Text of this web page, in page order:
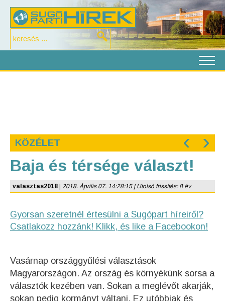
KÖZÉLET ‹ ›
Baja és térsége választ!
valasztas2018 2018. Április 07. 14:28:15 | Utolsó frissítés: 8 év
Gyorsan szeretnél értesülni a Sugópart híreiről?
Csatlakozz hozzánk! Klikk, és like a Facebookon!
Vasárnap országgyűlési választások
Magyarországon. Az ország és környékünk sorsa a
választók kezében van. Sokan a meglévőt akarják,
sokan pedig kormányt váltani. Ez utóbbiak és